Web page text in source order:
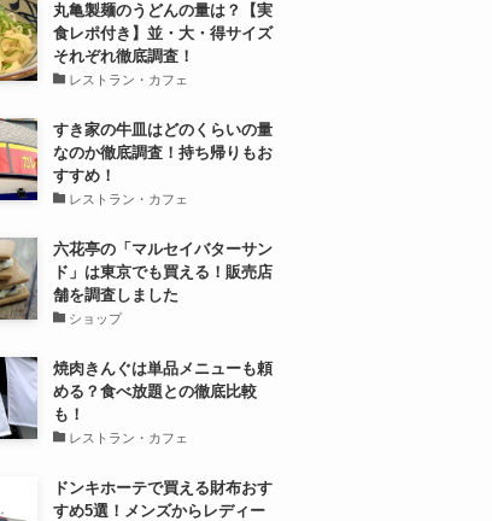
丸亀製麺のうどんの量は？【実
食レポ付き】並・大・得サイズ
それぞれ徹底調査！
レストラン・カフェ
すき家の牛皿はどのくらいの量
なのか徹底調査！持ち帰りもお
すすめ！
レストラン・カフェ
六花亭の「マルセイバターサン
ド」は東京でも買える！販売店
舗を調査しました
ショップ
焼肉きんぐは単品メニューも頼
める？食べ放題との徹底比較
も！
レストラン・カフェ
ドンキホーテで買える財布おす
すめ5選！メンズからレディー